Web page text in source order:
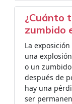
¿Cuánto
zumbido
La
una
o un
después de
hay una
ser